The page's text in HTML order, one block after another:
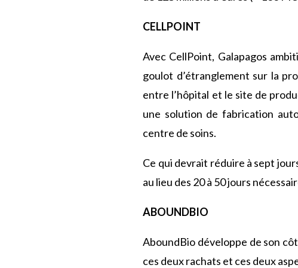
CELLPOINT
Avec CellPoint, Galapagos
goulot d’étranglement sur la
entre l’hôpital et le site de
une solution de fabrication
centre de soins.
Ce qui devrait réduire à sept
au lieu des 20 à 50 jours
ABOUNDBIO
AboundBio développe de son
ces deux rachats et ces deux